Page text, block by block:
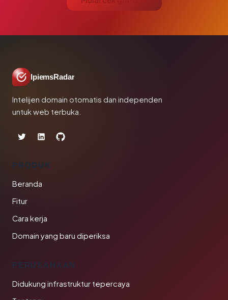
IpiemsRadar
Intelijen domain otomatis dan independen
untuk web terbuka.
PRODUK
Beranda
Fitur
Cara kerja
Domain yang baru diperiksa
PERUSAHAAN
Didukung infrastruktur tepercaya